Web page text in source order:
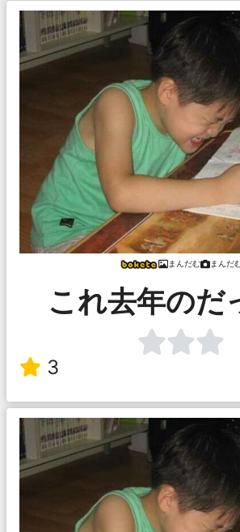
まんだむ まんだ
これ去年のだ
3